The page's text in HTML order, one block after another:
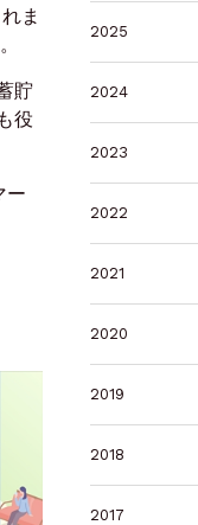
ま
貯
役
ー
2025
2024
2023
2022
2021
2020
2019
2018
2017